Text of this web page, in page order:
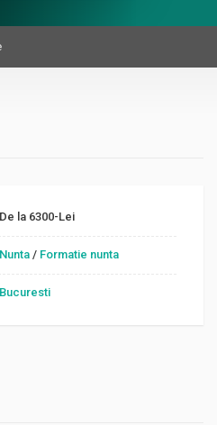
De la 6300-Lei
Nunta / Formatie nunta
Bucuresti